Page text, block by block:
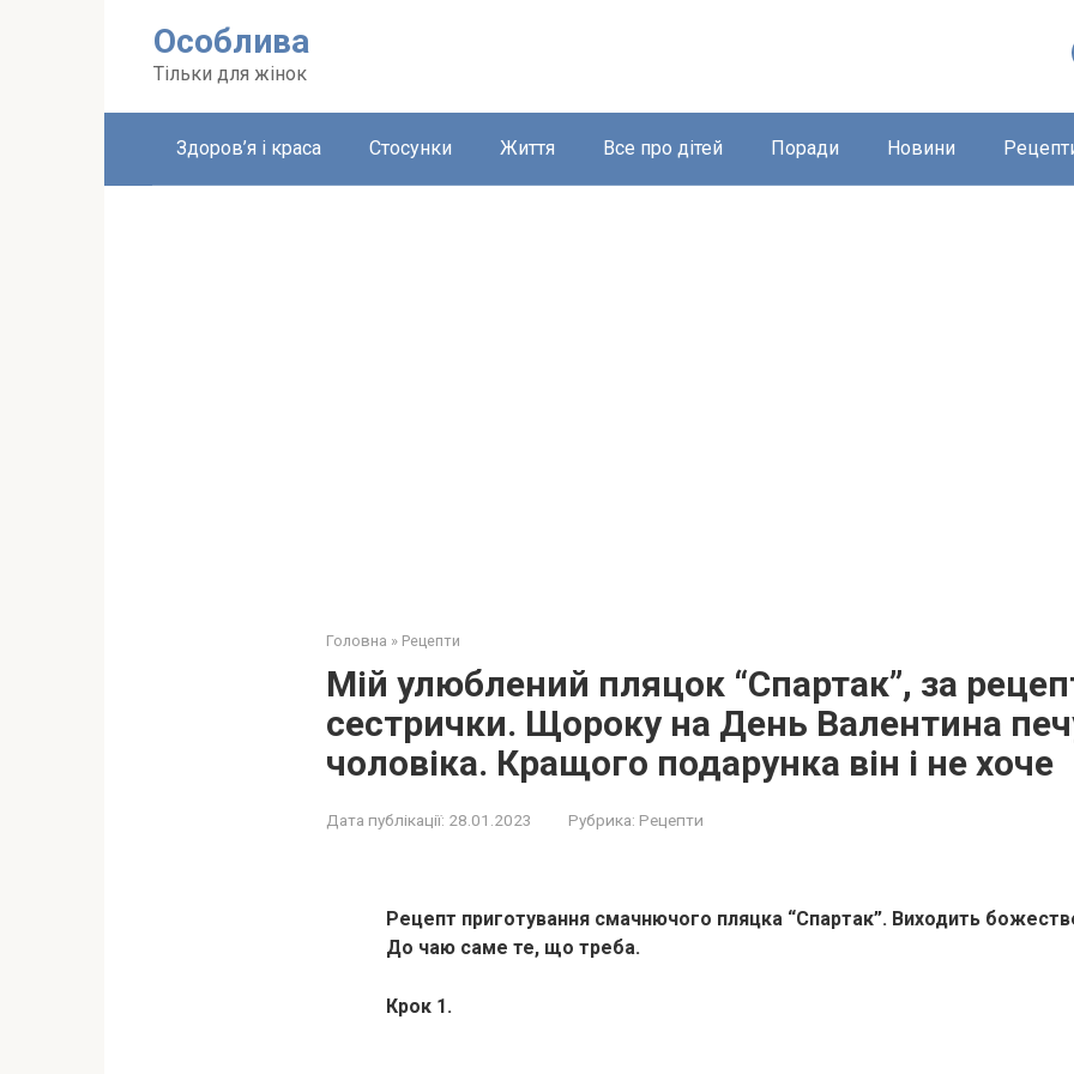
Особлива
Тільки для жінок
Здоров’я і краса Стосунки Життя Все про дітей Поради Новини
Головна » Рецепти
Мій улюблений пляцок “Спартак”, за
сестрички. Щороку на День Валентина
чоловіка. Кращого подарунка він і не хоче
Дата публікації: 28.01.2023 Рубрика: Рецепти
Рецепт приготування смачнючого пляцка “Спартак”. Виходить
До чаю саме те, що треба.
Крок 1.